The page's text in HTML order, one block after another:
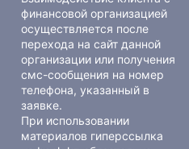
финансовой организацией
осуществляется после
перехода на сайт данной
организации или получения
смс-сообщения на номер
телефона, указанный в
заявке.
При использовании
материалов гиперссылка